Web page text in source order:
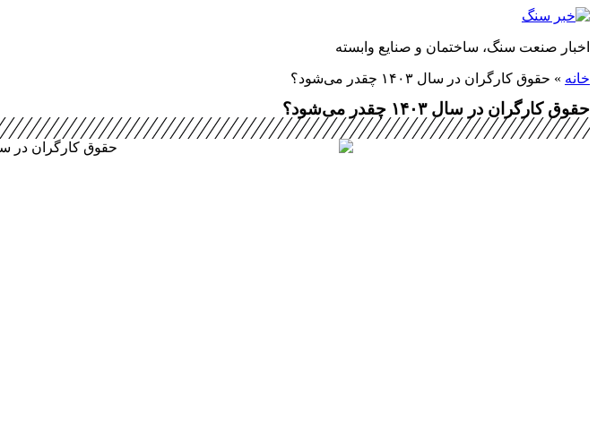
پرش
محتوا
اخبار صنعت سنگ، ساختمان و صنایع وابسته
خانه » حقوق کارگران در سال ۱۴۰۳ چقدر می‌شود؟
حقوق کارگران در سال ۱۴۰۳ چقدر می‌شود؟